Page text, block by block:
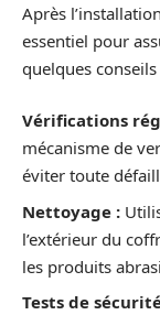
Après
essentiel pour
quelques
Vérifications
mécanisme de
éviter toute
Nettoyage :
l’extérieur du
les produits
Tests de